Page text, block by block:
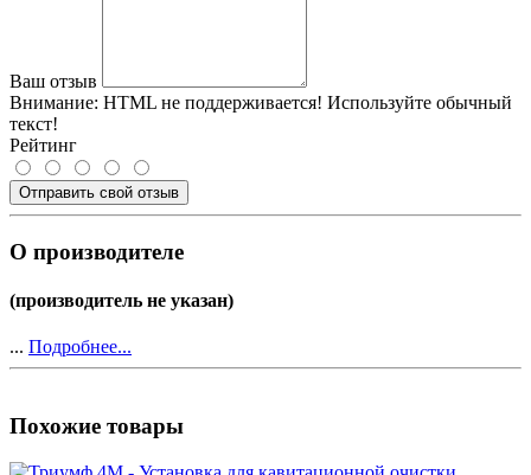
Ваш отзыв
Внимание: HTML не поддерживается! Используйте обычный
текст!
Рейтинг
Отправить свой отзыв
О производителе
(производитель не указан)
... Подробнее...
Похожие товары